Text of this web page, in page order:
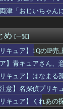
IP売上は15億円
齢40～50代）」は
ぼく、現実に打ち
ん、意外と代表作
ら絶対目が覚め
やられたか？→覚
」が発見される・
飛信・楽華・羌瘣
の学習内容おか
ライズ」「ガシャ
知らないけど、最
両津「おじいちゃ
め [一覧]
リキュア】1QのIP
ア】青キュアさん、
リキュア】はなまる
注意】名探偵プリ
リキュア】くれあ